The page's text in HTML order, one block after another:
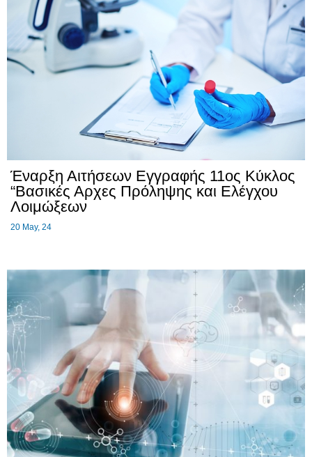
Έναρξη Αιτήσεων Εγγραφής 11ος Κύκλος
“Βασικές Αρχες Πρόληψης και Ελέγχου
Λοιμώξεων
20 May, 24